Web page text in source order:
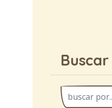
Buscar